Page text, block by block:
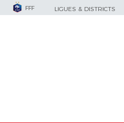
FFF LIGUES & DISTRICTS